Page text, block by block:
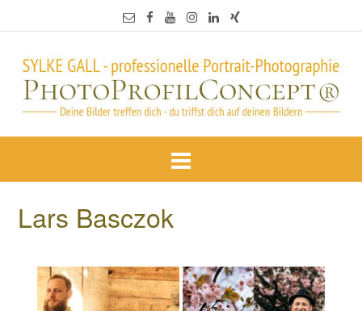
Lars Basczok